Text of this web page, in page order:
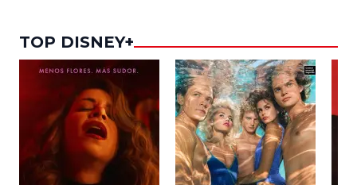
TOP DISNEY+